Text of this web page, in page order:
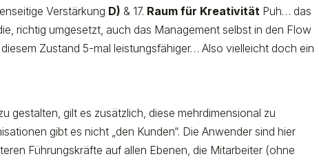
Verstärkung D) & 17. Raum für Kreativität Puh… das
richtig umgesetzt, auch das Management selbst in den Flow
Zustand 5-mal leistungsfähiger… Also vielleicht doch ein
gestalten, gilt es zusätzlich, diese mehrdimensional zu
gibt es nicht „den Kunden“. Die Anwender sind hier
Führungskräfte auf allen Ebenen, die Mitarbeiter (ohne